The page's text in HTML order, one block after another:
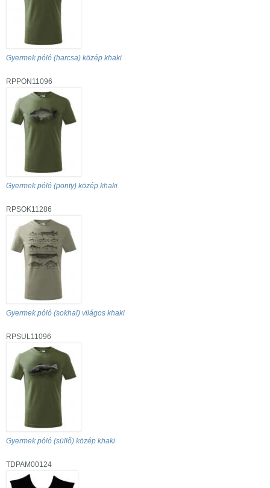
Gyermek póló (harcsa) közép khaki
RPPON11096
Gyermek póló (ponty) közép khaki
RPSOK11286
Gyermek póló (sokhal) világos khaki
RPSUL11096
Gyermek póló (süllő) közép khaki
TDPAM00124